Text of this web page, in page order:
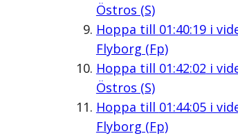
Östros (S)
Hoppa till 01:40:19i
Flyborg (Fp)
Hoppa till 01:42:02 i
Östros (S)
Hoppa till 01:44:05i
Flyborg (Fp)